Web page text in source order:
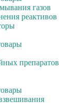
газов
реактивов
препаратов